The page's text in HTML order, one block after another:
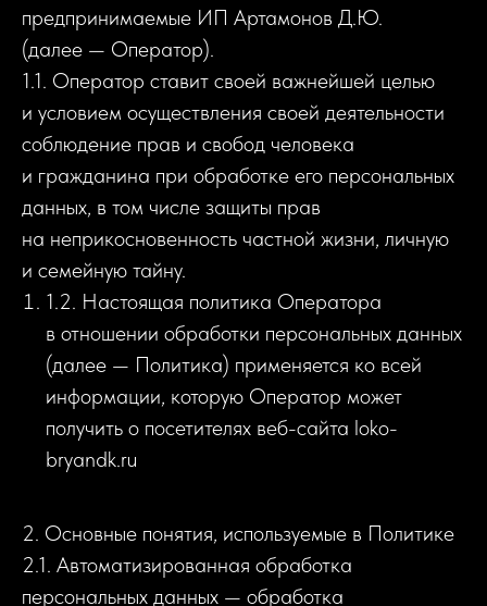
предпринимаемые ИП Артамонов Д.Ю.
(далее — Оператор).
1.1. Оператор ставит своей важнейшей целью
и условием осуществления своей деятельности
соблюдение прав и свобод человека
и гражданина при обработке его персональных
данных, в том числе защиты прав
на неприкосновенность частной жизни, личную
и семейную тайну.
1.2. Настоящая политика Оператора
в отношении обработки персональных данных
(далее — Политика) применяется ко всей
информации, которую Оператор может
получить о посетителях веб-сайта loko-
bryandk.ru
2. Основные понятия, используемые в Политике
2.1. Автоматизированная обработка
персональных данных — обработка